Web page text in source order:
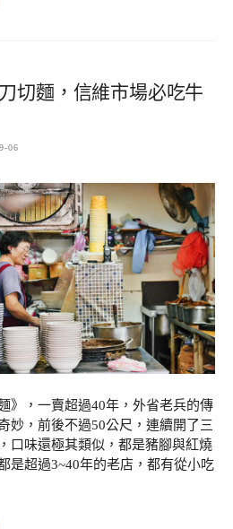
切麵，信維市場必吃牛
06
》，一賣超過40年，外省老兵的傳
妙，前後不過50公尺，連續開了三
口味還極其類似，都是豬腳與紅燒
是超過3~40年的老店，都有從小吃